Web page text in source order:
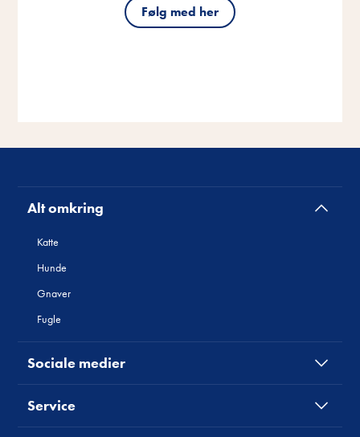
Følg med her
Alt omkring
Katte
Hunde
Gnaver
Fugle
Sociale medier
Service